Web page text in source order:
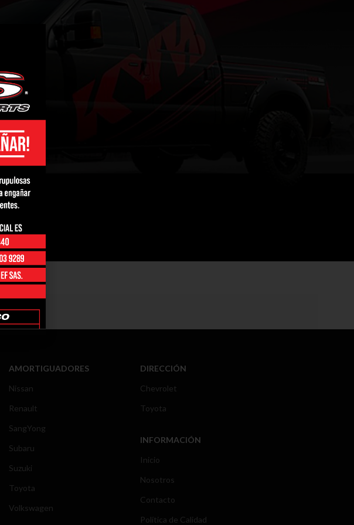
AMORTIGUADORES
Nissan
Renault
SangYong
Subaru
Suzuki
Toyota
Volkswagen
DIRECCIÓN
Chevrolet
Toyota
INFORMACIÓN
Inicio
Nosotros
Contacto
Política de Calidad